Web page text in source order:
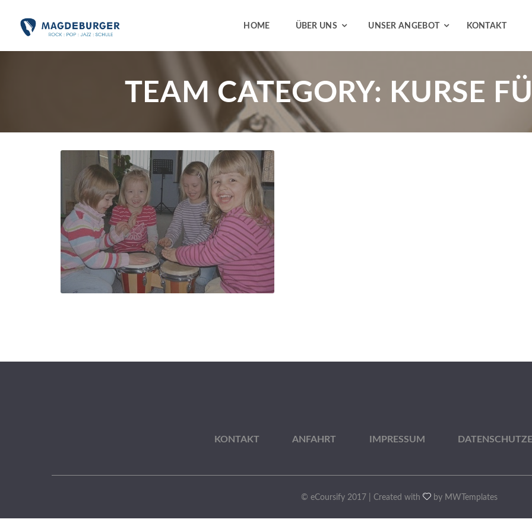
HOME ÜBER UNS UNSER ANGEBOT KONTAKT
TEAM CATEGORY: KURSE
KONTAKT ANFAHRT IMPRESSUM
© eCoursify 2017 | Created with by MWTemplates